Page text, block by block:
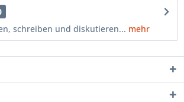
schreiben und diskutieren... mehr